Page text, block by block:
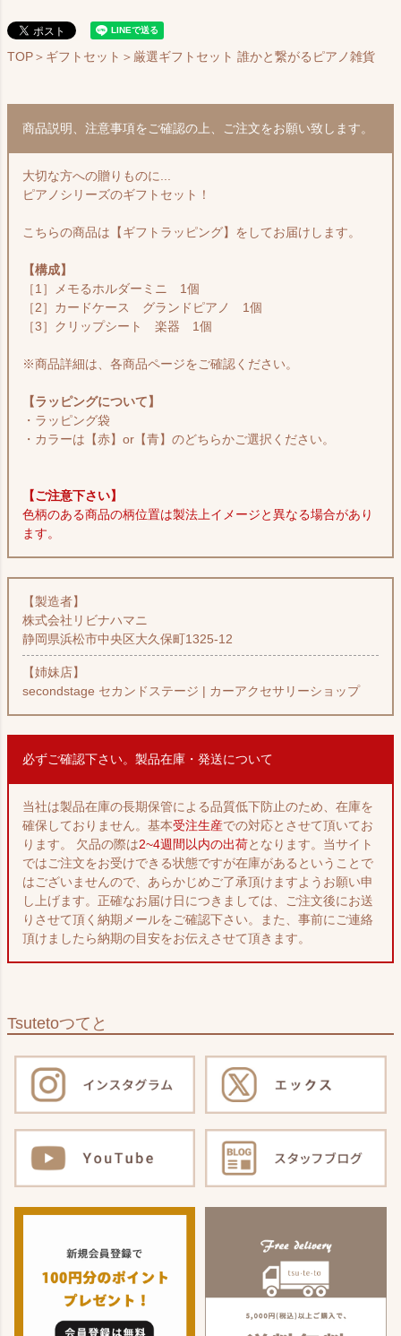
TOP＞ ギフトセット ＞厳選ギフトセット 誰かと繋がるピアノ雑貨
商品説明、注意事項をご確認の上、ご注文をお願い致します。
大切な方への贈りものに...
ピアノシリーズのギフトセット！
こちらの商品は【ギフトラッピング】をしてお届けします。
【構成】
［1］メモるホルダーミニ 1個
［2］カードケース グランドピアノ 1個
［3］クリップシート 楽器 1個
※商品詳細は、各商品ページをご確認ください。
【ラッピングについて】
・ラッピング袋
・カラーは【赤】or【青】のどちらかご選択ください。
【ご注意下さい】
色柄のある商品の柄位置は製法上イメージと異なる場合があり
ます。
【製造者】
株式会社リビナハマニ
静岡県浜松市中央区大久保町1325-12
【姉妹店】
secondstage セカンドステージ | カーアクセサリーショップ
必ずご確認下さい。製品在庫・発送について
当社は製品在庫の長期保管による品質低下防止のため、在庫を
確保しておりません。基本受注生産での対応とさせて頂いてお
ります。 欠品の際は2~4週間以内の出荷となります。当サイト
ではご注文をお受けできる状態ですが在庫があるということで
はございませんので、あらかじめご了承頂けますようお願い申
し上げます。正確なお届け日につきましては、ご注文後にお送
りさせて頂く納期メールをご確認下さい。また、事前にご連絡
頂けましたら納期の目安をお伝えさせて頂きます。
Tsutetoつてと